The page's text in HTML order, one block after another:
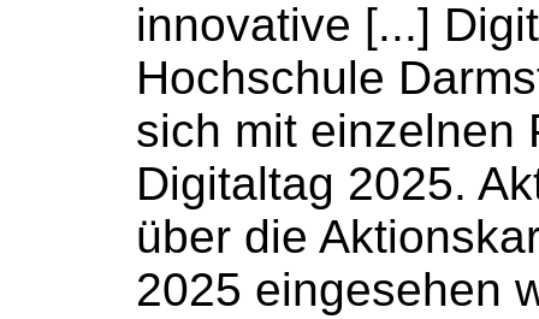
innovative [...]
Hochschule
sich mit einzelnen
Digitaltag 2025.
über die
2025 eingesehen